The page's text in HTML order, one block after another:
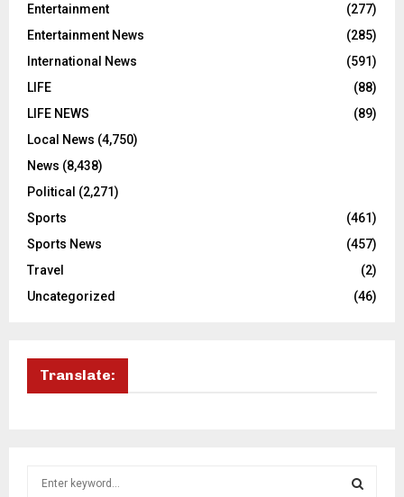
Entertainment
(277)
Entertainment News
(285)
International News
(591)
LIFE
(88)
LIFE NEWS
(89)
Local News (4,750)
News (8,438)
Political (2,271)
Sports
(461)
Sports News
(457)
Travel
(2)
Uncategorized
(46)
Translate: